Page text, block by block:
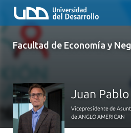
Facultad de Economía y
Juan
Vicepresidente de
de ANGLO AMERICAN